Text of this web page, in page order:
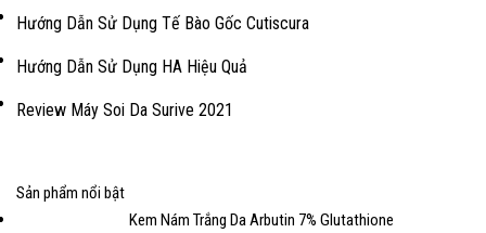
Hướng Dẫn Sử Dụng Tế Bào Gốc Cutiscura
Hướng Dẫn Sử Dụng HA Hiệu Quả
Review Máy Soi Da Surive 2021
Sản phẩm nổi bật
Kem Nám Trắng Da Arbutin 7% Glutathione